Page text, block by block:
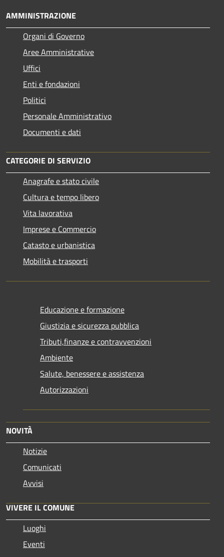
AMMINISTRAZIONE
Organi di Governo
Aree Amministrative
Uffici
Enti e fondazioni
Politici
Personale Amministrativo
Documenti e dati
CATEGORIE DI SERVIZIO
Anagrafe e stato civile
Cultura e tempo libero
Vita lavorativa
Imprese e Commercio
Catasto e urbanistica
Mobilità e trasporti
Educazione e formazione
Giustizia e sicurezza pubblica
Tributi,finanze e contravvenzioni
Ambiente
Salute, benessere e assistenza
Autorizzazioni
NOVITÀ
Notizie
Comunicati
Avvisi
VIVERE IL COMUNE
Luoghi
Eventi